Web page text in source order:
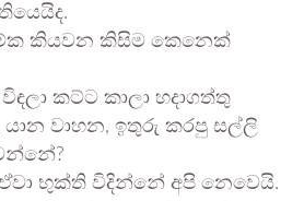
කියවන කිසිම කෙනෙක්
කට්ට කාලා හදාගත්තු
වාහන, ඉතුරු කරපු සල්ලි
භුක්ති විදින්නේ අපි නෙවෙයි.